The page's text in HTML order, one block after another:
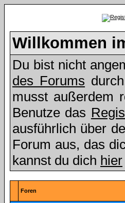
Willkommen
Du bist nicht
des Forums
musst außerdem
Benutze das
ausführlich über
Forum aus, das
kannst du dich hier
Foren